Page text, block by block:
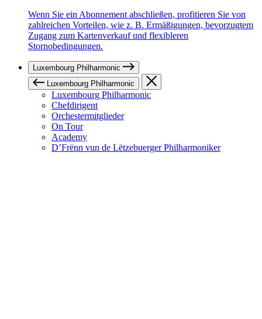
Wenn Sie ein Abonnement abschließen, profitieren Sie von
zahlreichen Vorteilen, wie z. B. Ermäßigungen, bevorzugtem
Zugang zum Kartenverkauf und flexibleren
Stornobedingungen.
Luxembourg Philharmonic
Luxembourg Philharmonic
Luxembourg Philharmonic
Chefdirigent
Orchestermitglieder
On Tour
Academy
D’Frënn vun de Lëtzebuerger Philharmoniker